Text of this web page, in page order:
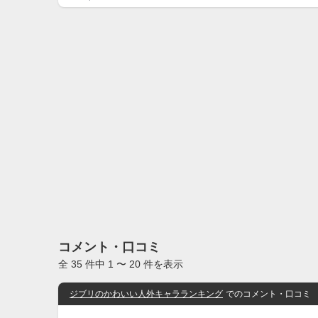
コメント・口コミ
全 35 件中 1 〜 20 件を表示
ジブリのかわいい人外キャラランキング でのコメント・口コミ